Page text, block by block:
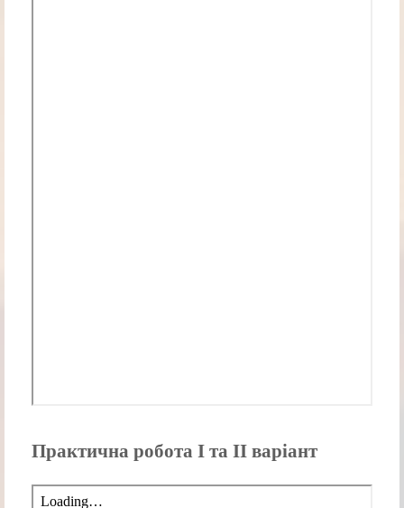
Практична робота І та ІІ варіант